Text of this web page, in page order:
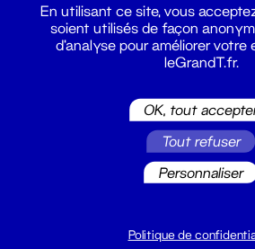
Suivez toutes les
Grand T :
En utilisant ce site, vous
soient utilisés de façon
d'analyse pour améliorer votre
leGrandT.fr.
OK, tout
Tout refuser
Personnaliser
Politique de